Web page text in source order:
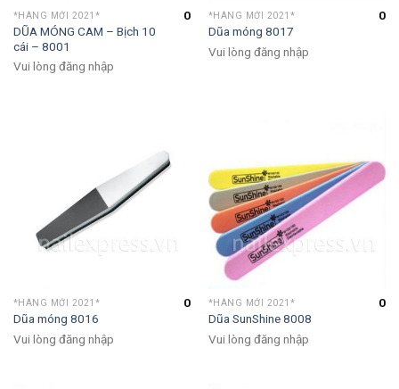
*HÀNG MỚI 2021*
DŨA MÓNG CAM – Bịch 10
cái – 8001
0
Vui lòng đăng nhập
*HÀNG MỚI 2021*
Dũa móng 8017
0
Vui lòng đăng nhập
*HÀNG MỚI 2021*
Dũa móng 8016
0
Vui lòng đăng nhập
*HÀNG MỚI 2021*
Dũa SunShine 8008
0
Vui lòng đăng nhập